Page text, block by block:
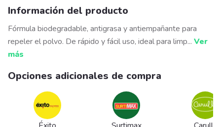
Información del producto
Fórmula biodegradable, antigrasa y antiempañante para
repeler el polvo. De rápido y fácil uso, ideal para limp... Ver
más
Opciones adicionales de compra